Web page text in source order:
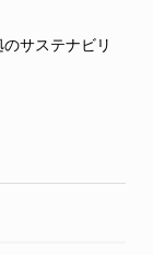
サステナビリ